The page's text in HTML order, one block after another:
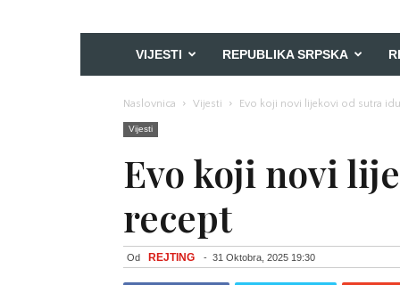
VIJESTI REPUBLIKA SRPSKA
Naslovnica Vijesti Evo koji novi lijekovi od sutra
Vijesti
Evo koji novi
recept
Od REJTING - 31 Oktobra, 2025 19:30